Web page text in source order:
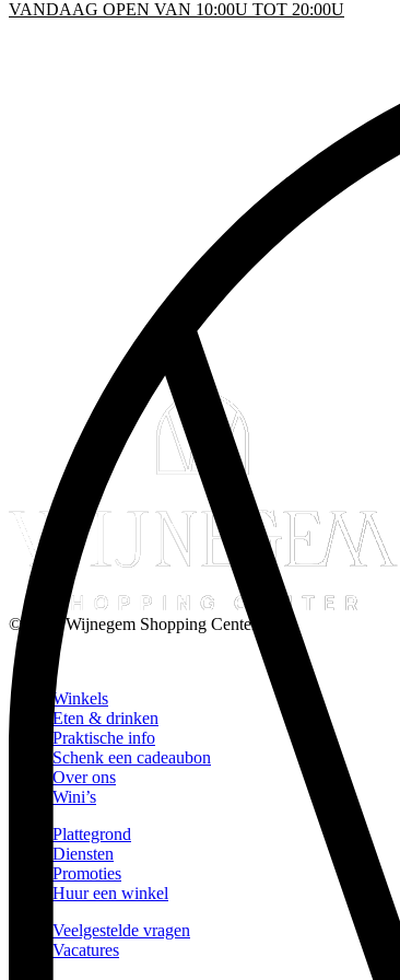
VANDAAG OPEN VAN 10:00U TOT 20:00U
© 2026 Wijnegem Shopping Center
Winkels
Eten & drinken
Praktische info
Schenk een cadeaubon
Over ons
Wini’s
Plattegrond
Diensten
Promoties
Huur een winkel
Veelgestelde vragen
Vacatures